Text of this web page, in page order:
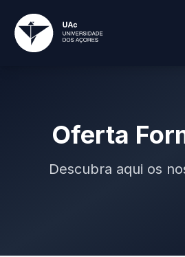
Oferta
Descubra aqui os